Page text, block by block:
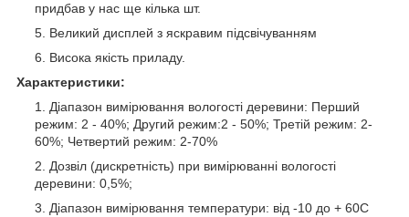
придбав у нас ще кілька шт.
Великий дисплей з яскравим підсвічуванням
Висока якість приладу.
Характеристики:
Діапазон вимірювання вологості деревини: Перший
режим: 2 - 40%; Другий режим:2 - 50%; Третій режим: 2-
60%; Четвертий режим: 2-70%
Дозвіл (дискретність) при вимірюванні вологості
деревини: 0,5%;
Діапазон вимірювання температури: від -10 до + 60С